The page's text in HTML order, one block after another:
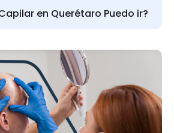
en Querétaro Puedo ir?